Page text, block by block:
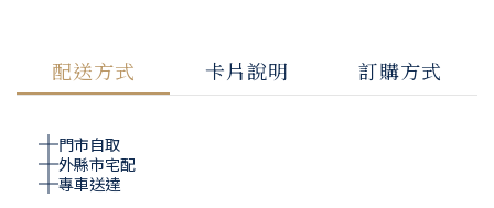
配送方式 卡片說明 訂購方式
門市自取
外縣市宅配
專車送達